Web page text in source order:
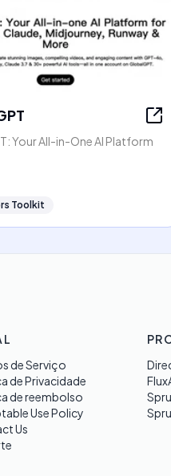
Your All-in-One AI Platform
Toolkit
de Serviço
de Privacidade
de reembolso
Use Policy
Us